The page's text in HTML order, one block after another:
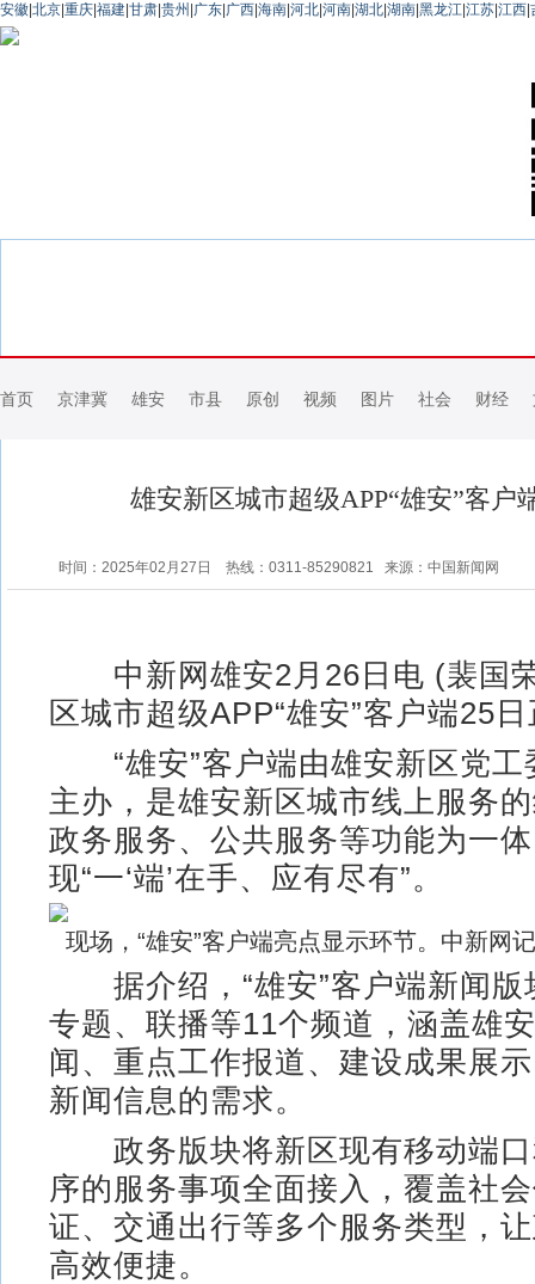
安徽 北京 重庆 福建 甘肃 贵州 广东 广西 海南 河北 河南 湖北 湖南 黑龙江 江苏 江西
首页 京津冀 雄安 市县 原创 视频 图片 社会 财经
雄安新区城市超级APP“雄安”客户
时间：2025年02月27日 热线：0311-85290821 来源：中国新闻网
中新网雄安2月26日电 (裴国
区城市超级APP“雄安”客户端25
“雄安”客户端由雄安新区党工
主办，是雄安新区城市线上服务
政务服务、公共服务等功能为一
现“一‘端’在手、应有尽有”。
现场，“雄安”客户端亮点显示环节。中新网
据介绍，“雄安”客户端新闻版
专题、联播等11个频道，涵盖雄
闻、重点工作报道、建设成果展
新闻信息的需求。
政务版块将新区现有移动端口
序的服务事项全面接入，覆盖社
证、交通出行等多个服务类型，
高效便捷。